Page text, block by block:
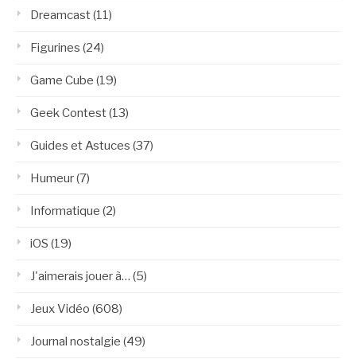
Dreamcast(11)
Figurines (24)
Game Cube (19)
Geek Contest(13)
Guides et Astuces (37)
Humeur(7)
Informatique (2)
iOS (19)
J'aimerais jouer à… (5)
Jeux Vidéo (608)
Journal nostalgie (49)